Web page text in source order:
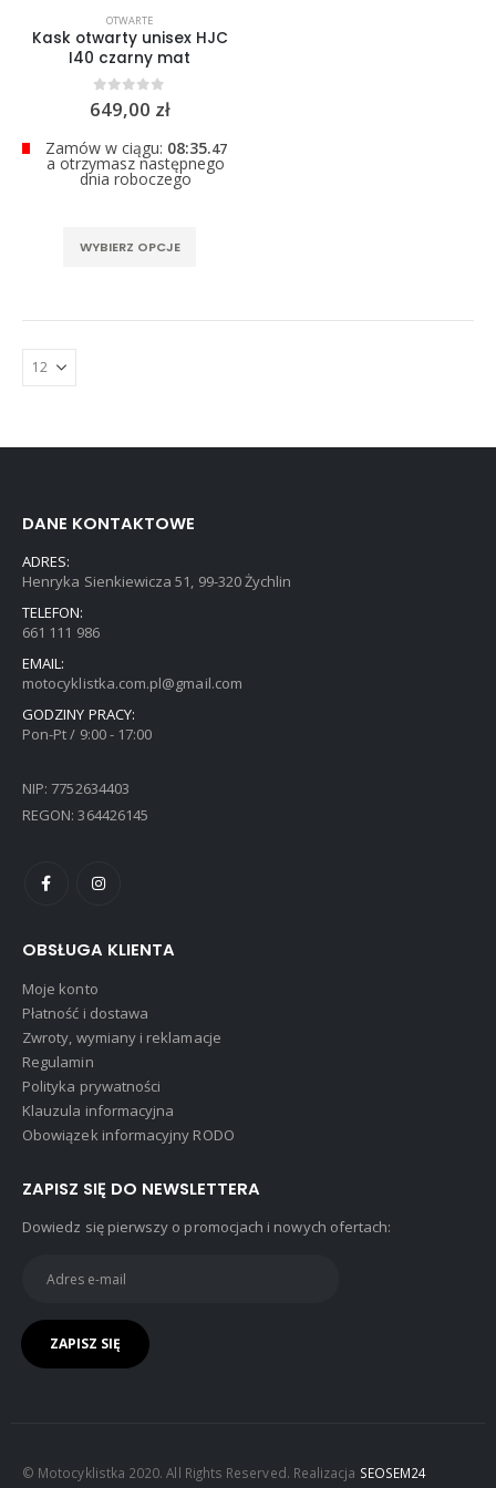
OTWARTE
Kask otwarty unisex HJC
I40 czarny mat
0 out of 5
649,00 zł
Zamów w ciągu: 08:35.45
a otrzymasz następnego
dnia roboczego
WYBIERZ OPCJE
out of 5
299,00zł
DANE KONTAKTOWE
ADRES:
Henryka Sienkiewicza 51, 99-320 Żychlin
TELEFON:
661 111 986
EMAIL:
motocyklistka.com.pl@gmail.com
GODZINY PRACY:
Pon-Pt / 9:00 - 17:00
NIP: 7752634403
REGON: 364426145
OBSŁUGA KLIENTA
Moje konto
Płatność i dostawa
Zwroty, wymiany i reklamacje
Regulamin
Polityka prywatności
Klauzula informacyjna
Obowiązek informacyjny RODO
ZAPISZ SIĘ DO NEWSLETTERA
Dowiedz się pierwszy o promocjach i nowych ofertach:
© Motocyklistka 2020. All Rights Reserved. Realizacja SEOSEM24